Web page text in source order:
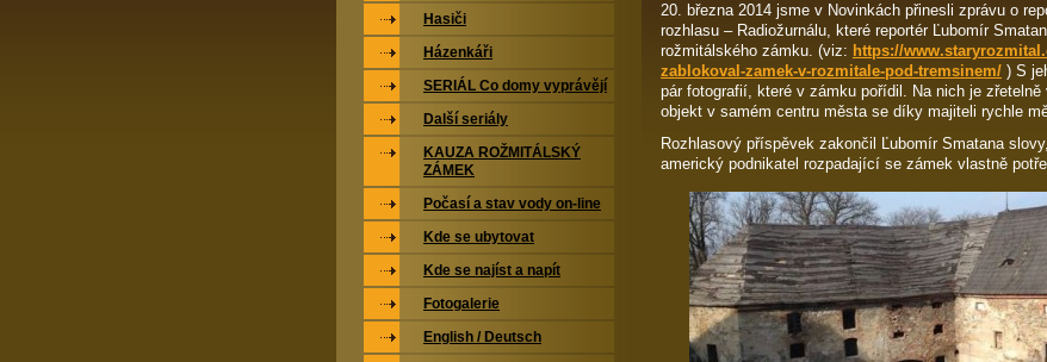
20. března 2014 jsme v Novinkách přinesli zprávu o
rozhlasu – Radiožurnálu, které reportér Ľubomír
rožmitálského zámku. (viz: https://
zablokoval-zamek-v-rozmitale-pod-tremsinem/ ) S
pár fotografií, které v zámku pořídil. Na nich je
objekt v samém centru města se díky majiteli rychle
Rozhlasový příspěvek zakončil Ľubomír Smatana
americký podnikatel rozpadající se zámek vlastně
Hasiči
Házenkáři
SERIÁL Co domy vyprávějí
Další seriály
KAUZA ROŽMITÁLSKÝ
ZÁMEK
Počasí a stav vody on-line
Kde se ubytovat
Kde se najíst a napít
Fotogalerie
English / Deutsch